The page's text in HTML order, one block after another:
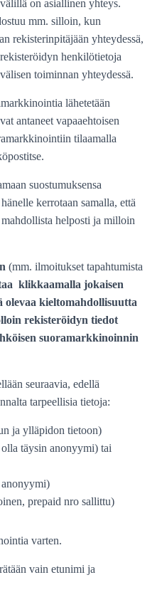
on asiallinen yhteys.
mm. silloin, kun
rekisterinpitäjään yhteydessä,
henkilötietoja
toiminnan yhteydessä.
lähetetään
antaneet vapaaehtoisen
tilaamalla
suostumuksensa
kerrotaan samalla, että
helposti ja milloin
(mm. ilmoitukset tapahtumista
klikkaamalla jokaisen
olevaa kieltomahdollisuutta
rekisteröidyn tiedot
suoramarkkinoinnin
seuraavia, edellä
tarpeellisia tietoja:
ja ylläpidon tietoon)
täysin anonyymi) tai
anonyymi)
prepaid nro sallittu)
varten.
vain etunimi ja